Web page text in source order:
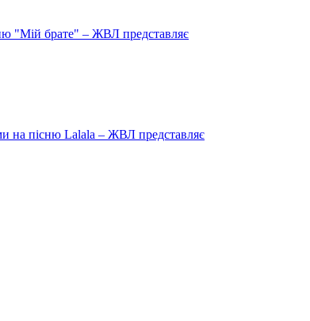
"Мій брате" – ЖВЛ представляє
на пісню Lalala – ЖВЛ представляє